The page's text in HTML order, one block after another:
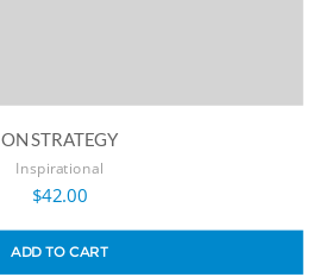
ON STRATEGY
Inspirational
$42.00
ADD TO CART